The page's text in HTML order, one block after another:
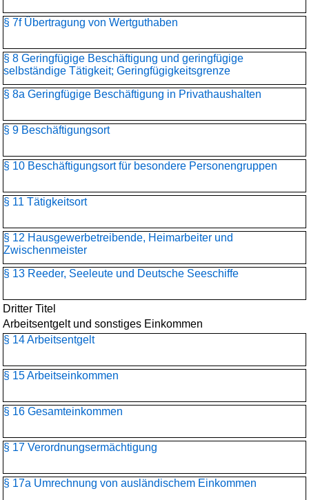
§ 7f Übertragung von Wertguthaben
§ 8 Geringfügige Beschäftigung und geringfügige
selbständige Tätigkeit; Geringfügigkeitsgrenze
§ 8a Geringfügige Beschäftigung in Privathaushalten
§ 9 Beschäftigungsort
§ 10 Beschäftigungsort für besondere Personengruppen
§ 11 Tätigkeitsort
§ 12 Hausgewerbetreibende, Heimarbeiter und
Zwischenmeister
§ 13 Reeder, Seeleute und Deutsche Seeschiffe
Dritter Titel
Arbeitsentgelt und sonstiges Einkommen
§ 14 Arbeitsentgelt
§ 15 Arbeitseinkommen
§ 16 Gesamteinkommen
§ 17 Verordnungsermächtigung
§ 17a Umrechnung von ausländischem Einkommen